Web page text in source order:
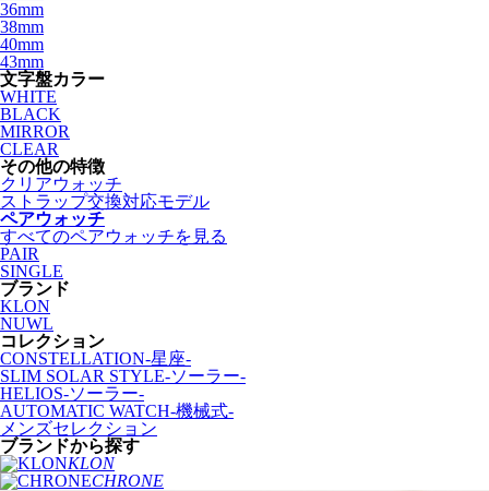
36mm
38mm
40mm
43mm
文字盤カラー
WHITE
BLACK
MIRROR
CLEAR
その他の特徴
クリアウォッチ
ストラップ交換対応モデル
ペアウォッチ
すべてのペアウォッチを見る
PAIR
SINGLE
ブランド
KLON
NUWL
コレクション
CONSTELLATION-星座-
SLIM SOLAR STYLE-ソーラー-
HELIOS-ソーラー-
AUTOMATIC WATCH-機械式-
メンズセレクション
ブランドから探す
KLON
CHRONE